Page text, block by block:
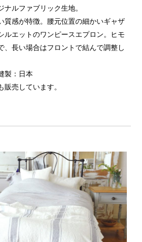
ルファブリック生地。
質感が特徴。腰元位置の細かいギャザ
ルエットのワンピースエプロン。ヒモ
、長い場合はフロントで結んで調整し
製：日本
販売しています。